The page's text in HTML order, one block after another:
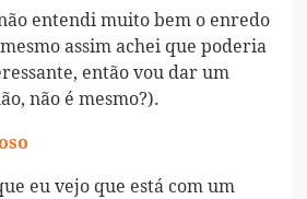
entendi muito bem o enredo
assim achei que poderia
então vou dar um
não é mesmo?).
eu vejo que está com um